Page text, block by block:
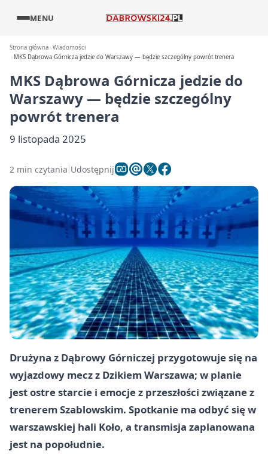
MENU
Strona główna Wiadomości
MKS Dąbrowa Górnicza jedzie do Warszawy — będzie szczególny powrót trenera
MKS Dąbrowa Górnicza jedzie do
Warszawy — będzie szczególny
powrót trenera
9 listopada 2025
2 min czytania Udostępnij
Drużyna z Dąbrowy Górniczej przygotowuje się na
wyjazdowy mecz z Dzikiem Warszawa; w planie
jest ostre starcie i emocje z przeszłości związane z
trenerem Szablowskim. Spotkanie ma odbyć się w
warszawskiej hali Koło, a transmisja zaplanowana
jest na popołudnie.